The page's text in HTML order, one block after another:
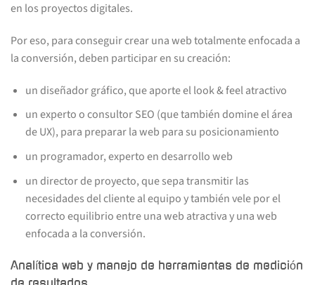
en los proyectos digitales.
Por eso, para conseguir crear una web totalmente enfocada a
la conversión, deben participar en su creación:
un diseñador gráfico, que aporte el look & feel atractivo
un experto o consultor SEO (que también domine el área
de UX), para preparar la web para su posicionamiento
un programador, experto en desarrollo web
un director de proyecto, que sepa transmitir las
necesidades del cliente al equipo y también vele por el
correcto equilibrio entre una web atractiva y una web
enfocada a la conversión.
Analítica web y manejo de herramientas de medición